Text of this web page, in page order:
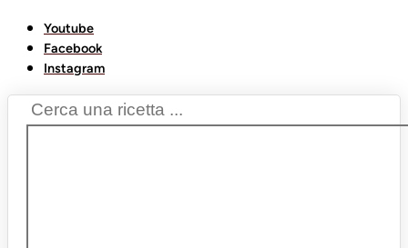
Youtube
Facebook
Instagram
Search
...